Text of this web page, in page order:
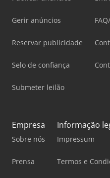
Gerir anúncios
Reservar publicidade
Selo de confiança
Submeter leilão
Empresa
Sobre nós
Prensa
Informação
Impressum
Termos e